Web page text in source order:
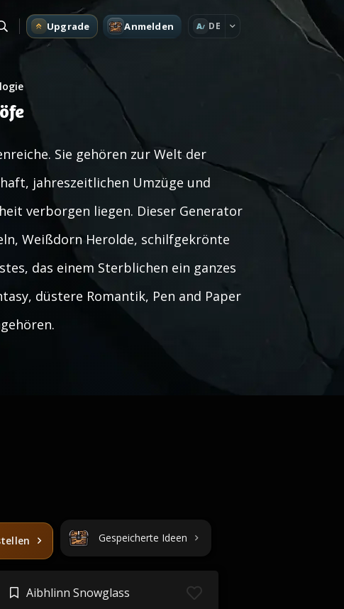
Upgrade Anmelden A DE
Sie gehören zur Welt der
jahreszeitlichen Umzüge und
verborgen liegen. Dieser Generator
Weißdorn Herolde, schilfgekrönte
das einem Sterblichen ein ganzes
düstere Romantik, Pen and Paper
Gespeicherte Ideen
Aibhlinn Snowglass